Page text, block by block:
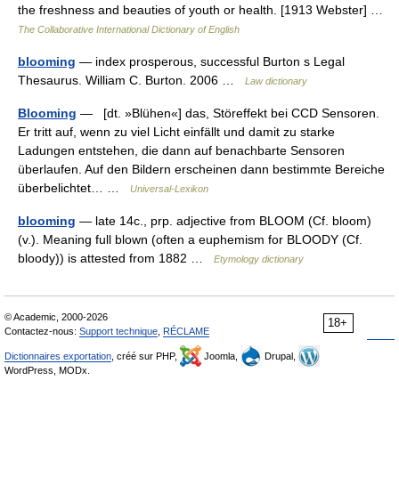
the freshness and beauties of youth or health. [1913 Webster] …
The Collaborative International Dictionary of English
blooming — index prosperous, successful Burton s Legal
Thesaurus. William C. Burton. 2006 …
Law dictionary
Blooming — [dt. »Blühen«] das, Störeffekt bei CCD Sensoren.
Er tritt auf, wenn zu viel Licht einfällt und damit zu starke
Ladungen entstehen, die dann auf benachbarte Sensoren
überlaufen. Auf den Bildern erscheinen dann bestimmte Bereiche
überbelichtet… …
Universal-Lexikon
blooming — late 14c., prp. adjective from BLOOM (Cf. bloom)
(v.). Meaning full blown (often a euphemism for BLOODY (Cf.
bloody)) is attested from 1882 …
Etymology dictionary
18+
© Academic, 2000-2026
Contactez-nous: Support technique RÉCLAME
Dictionnaires exportation , créé sur PHP, Joomla,
Drupal,
WordPress, MODx.